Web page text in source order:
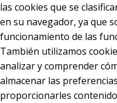
las cookies que se
en su navegador, ya que
funcionamiento de las
También utilizamos
analizar y comprender
almacenar las
proporcionarles